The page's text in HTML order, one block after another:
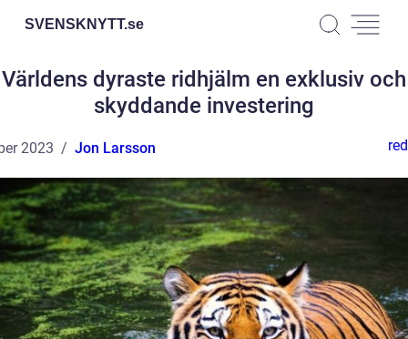
SVENSKNYTT.se
Världens dyraste ridhjälm en exklusiv och
skyddande investering
2023 Jon Larsson